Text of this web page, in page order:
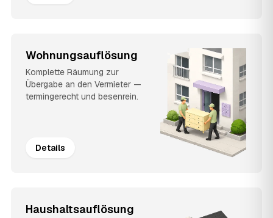
Wohnungsauflösung
Komplette Räumung zur
Übergabe an den Vermieter —
termingerecht und besenrein.
Details
Haushaltsauflösung